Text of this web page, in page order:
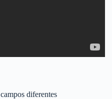
diferentes